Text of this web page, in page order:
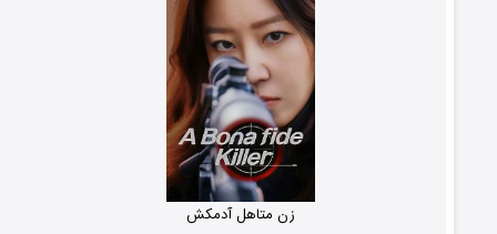
زن متاهل آدمکش